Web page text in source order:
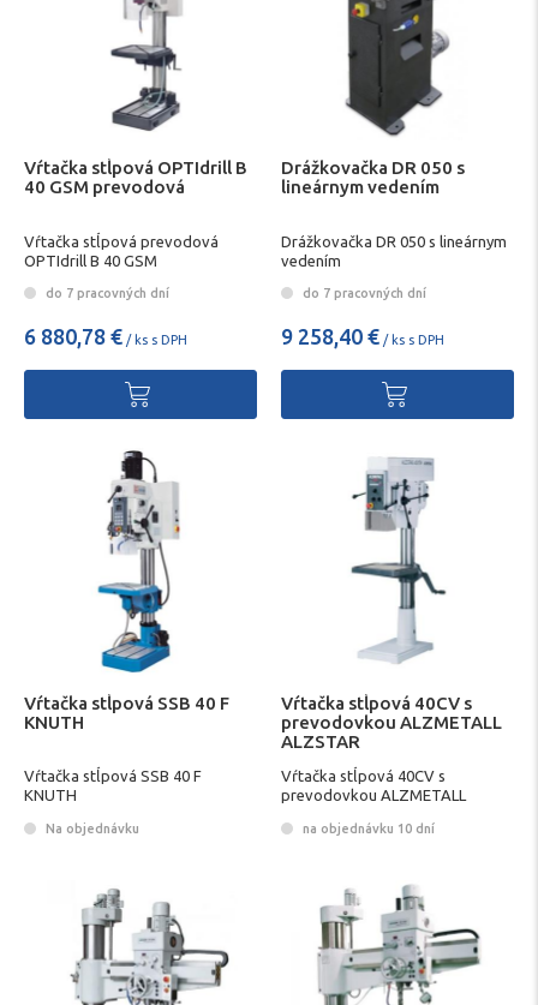
Vŕtačka stĺpová OPTIdrill B
40 GSM prevodová
Vŕtačka stĺpová prevodová
OPTIdrill B 40 GSM
do 7 pracovných dní
6 880,78 € / ks s DPH
Drážkovačka DR 050 s
lineárnym vedením
Drážkovačka DR 050 s lineárnym
vedením
do 7 pracovných dní
9 258,40 € / ks s DPH
Vŕtačka stĺpová SSB 40 F
KNUTH
Vŕtačka stĺpová SSB 40 F
KNUTH
Na objednávku
Vŕtačka stĺpová 40CV s
prevodovkou ALZMETALL
ALZSTAR
Vŕtačka stĺpová 40CV s
prevodovkou ALZMETALL
na objednávku 10 dní